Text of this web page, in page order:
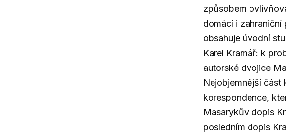
způsobem
domácí i zahraniční
obsahuje úvodní
Karel Kramář: k
autorské dvojice
Nejobjemnější část
korespondence,
Masarykův dopis
posledním dopis